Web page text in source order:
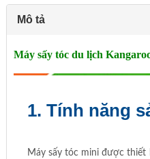
Mô tả
Máy sấy tóc du lịch
1. Tính năng
Máy sấy tóc mini được thiết